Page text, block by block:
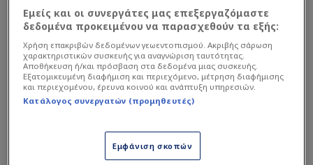
Εμείς και οι συνεργάτες μας επεξεργαζόμαστε
δεδομένα προκειμένου να παρασχεθούν τα εξής:
Χρήση επακριβών δεδομένων γεωεντοπισμού. Ακριβής σάρωση
χαρακτηριστικών συσκευής για αναγνώριση ταυτότητας.
Αποθήκευση ή/και πρόσβαση στα δεδομένα μιας συσκευής.
Εξατομικευμένη διαφήμιση και περιεχόμενο, μέτρηση διαφήμισης
και περιεχομένου, έρευνα κοινού και ανάπτυξη υπηρεσιών.
Κατάλογος συνεργατών (προμηθευτές)
Εμφάνιση σκοπών